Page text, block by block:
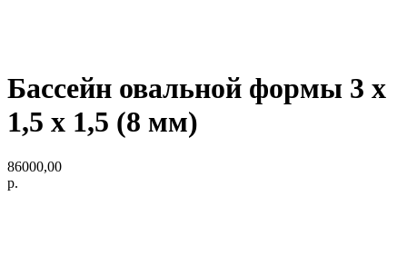
Бассейн овальной формы 3 х
1,5 х 1,5 (8 мм)
86000,00
р.